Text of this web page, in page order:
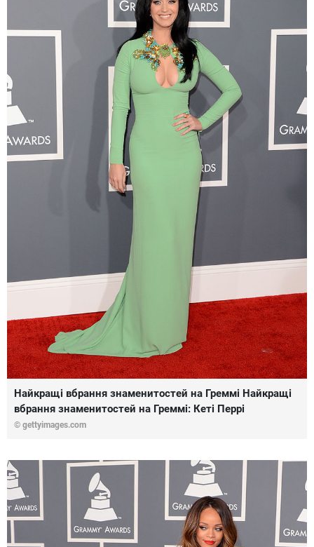
Найкращі вбрання знаменитостей на Греммі Найкращі
вбрання знаменитостей на Греммі: Кеті Перрі
© gettyimages.com